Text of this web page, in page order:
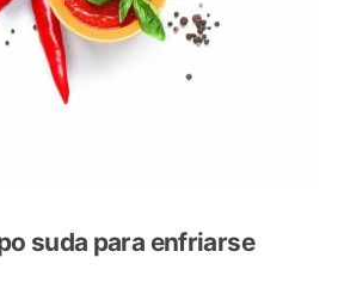
suda para enfriarse